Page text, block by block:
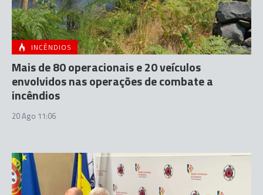
INCÊNDIOS
Mais de 80 operacionais e 20 veículos
envolvidos nas operações de combate a
incêndios
20 Ago 11:06